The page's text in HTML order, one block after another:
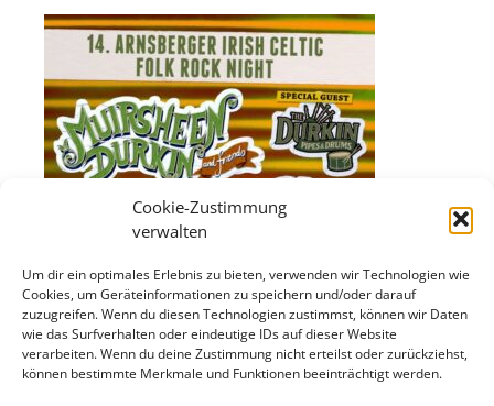
Cookie-Zustimmung
verwalten
Um dir ein optimales Erlebnis zu bieten, verwenden wir Technologien wie
Cookies, um Geräteinformationen zu speichern und/oder darauf
zuzugreifen. Wenn du diesen Technologien zustimmst, können wir Daten
wie das Surfverhalten oder eindeutige IDs auf dieser Website
verarbeiten. Wenn du deine Zustimmung nicht erteilst oder zurückziehst,
können bestimmte Merkmale und Funktionen beeinträchtigt werden.